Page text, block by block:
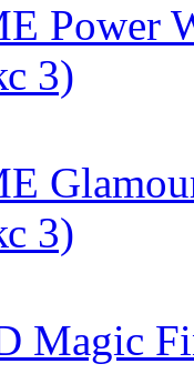
Power
3)
3)
Magic